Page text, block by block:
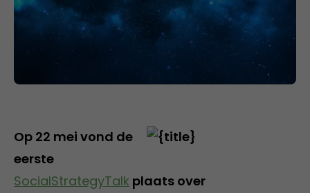
Op 22 mei vond de
eerste
SocialStrategyTalk plaats over